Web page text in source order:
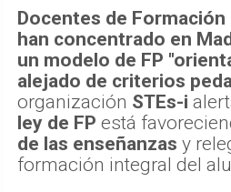
Docentes de
han concentrado en
un modelo de FP
alejado de criterios
organización STEs-i
ley de FP está
de las enseñanzas y
formación integral del